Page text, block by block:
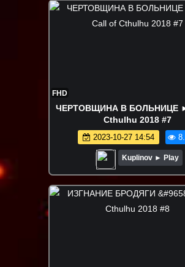
FHD
ЧЕРТОВЩИНА В БОЛЬНИЦЕ
Cthulhu 2018 #7
2023-10-27 14:54
Kuplinov ► Play